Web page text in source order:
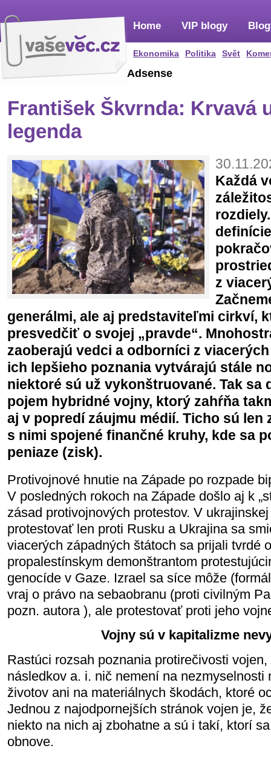
Home
Ekonomika Politika Svět
VIP blogy
Adsense
František Škvrnda: Krvavá
legenda
Každá
z
generálmi, ale aj predstaviteľmi cirkví,
presvedčiť o svojej „pravde“.
zaoberajú vedci a odborníci z
ich lepšieho poznania vytvárajú stále
niektoré sú už vykonštruované. Tak sa
pojem hybridné vojny, ktorý zahŕňa
aj v popredí záujmu médií. Ticho sú
s nimi spojené finančné kruhy, kde sa
peniaze (zisk).
Protivojnové hnutie na Západe po rozpade
V posledných rokoch na Západe došlo aj k
zásad protivojnových protestov. V
protestovať len proti Rusku a Ukrajina sa
viacerých západných štátoch sa prijali tvrdé
propalestínskym demonštrantom
genocíde v Gaze. Izrael sa síce môže
vraj o právo na sebaobranu (proti civilným
pozn. autora ), ale protestovať proti jeho
Vojny sú v kapitalizme
Rastúci rozsah poznania protirečivosti
následkov a. i. nič nemení na nezmyselnosti
životov ani na materiálnych škodách, ktoré
Jednou z najodpornejších stránok vojen je,
niekto na nich aj zbohatne a sú i takí, ktorí
obnove.